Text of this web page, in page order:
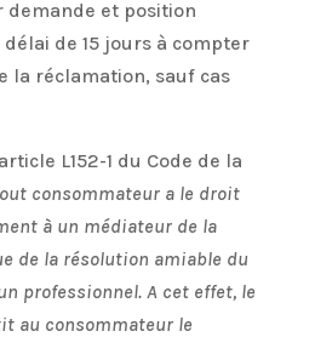
et position
de 15 jours à compter
la réclamation, sauf cas
L152-1 du Code de la
consommateur a le droit
à un médiateur de la
de la résolution amiable du
professionnel. A cet effet, le
au consommateur le